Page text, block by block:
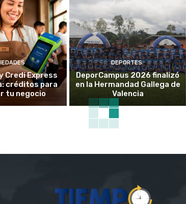
Credi Express
créditos para
tu negocio
DEPORTES
DeporCampus 2026 finalizó
en la Hermandad Gallega de
Valencia